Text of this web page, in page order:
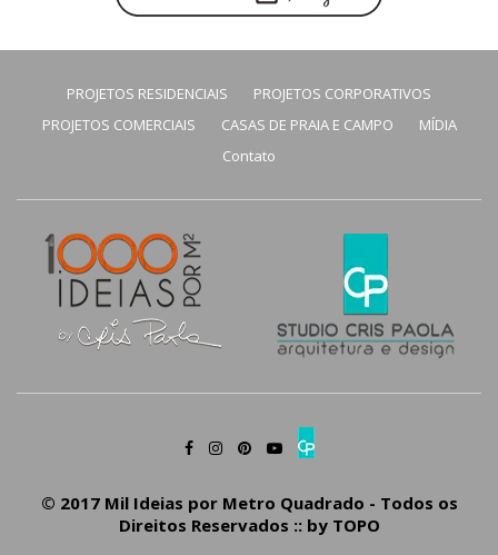
PROJETOS RESIDENCIAIS
PROJETOS CORPORATIVOS
PROJETOS COMERCIAIS
CASAS DE PRAIA E CAMPO
MÍDIA
Contato
© 2017 Mil Ideias por Metro Quadrado - Todos os
Direitos Reservados :: by TOPO